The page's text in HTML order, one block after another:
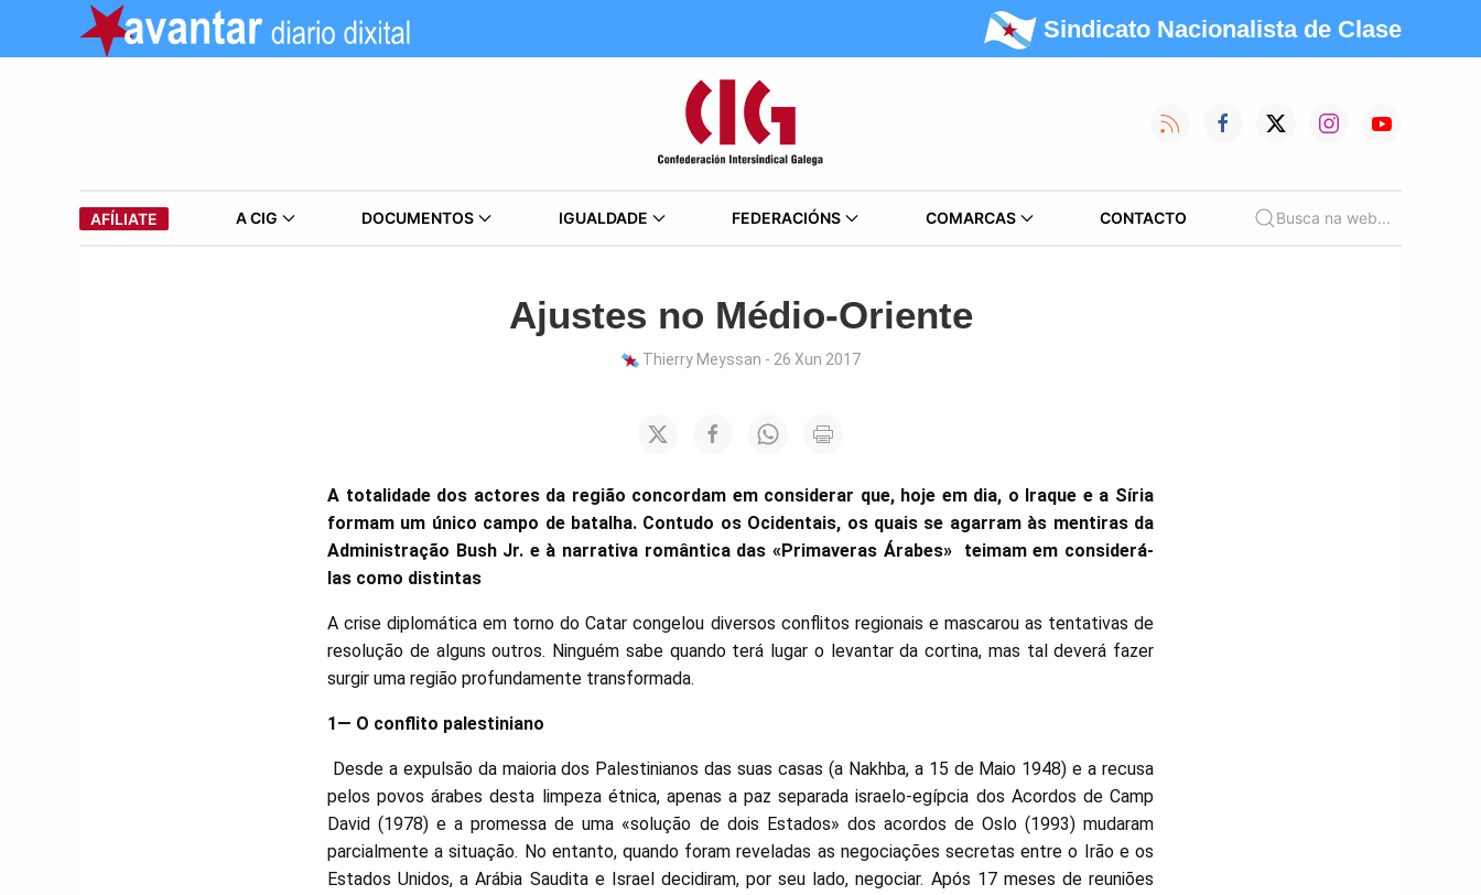
Sindicato Nacionalista de Clase
AFÍLIATE A CIG DOCUMENTOS IGUALDADE FEDERACIÓNS COMARCAS CONTACTO Busca na web...
Ajustes no Médio-Oriente
Thierry Meyssan - 26 Xun 2017
A totalidade dos actores da região concordam em considerar que, hoje em dia, o Iraque e a Síria
formam um único campo de batalha. Contudo os Ocidentais, os quais se agarram às mentiras da
Administração Bush Jr. e à narrativa romântica das «Primaveras Árabes» teimam em considerá-
las como distintas
A crise diplomática em torno do Catar congelou diversos conflitos regionais e mascarou as tentativas de
resolução de alguns outros. Ninguém sabe quando terá lugar o levantar da cortina, mas tal deverá fazer
surgir uma região profundamente transformada.
1— O conflito palestiniano
Desde a expulsão da maioria dos Palestinianos das suas casas (a Nakhba, a 15 de Maio 1948) e a recusa
pelos povos árabes desta limpeza étnica, apenas a paz separada israelo-egípcia dos Acordos de Camp
David (1978) e a promessa de uma «solução de dois Estados» dos acordos de Oslo (1993) mudaram
parcialmente a situação. No entanto, quando foram reveladas as negociações secretas entre o Irão e os
Estados Unidos, a Arábia Saudita e Israel decidiram, por seu lado, negociar. Após 17 meses de reuniões